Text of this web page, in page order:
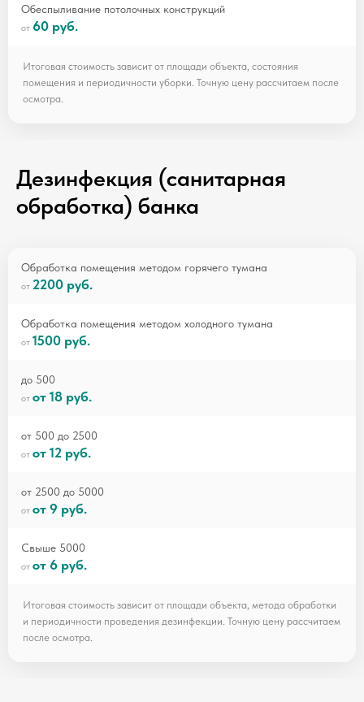
Обеспыливание потолочных конструкций
60 руб.
Итоговая стоимость зависит от площади объекта, состояния
помещения и периодичности уборки. Точную цену рассчитаем после
осмотра.
Дезинфекция (санитарная
обработка) банка
Обработка помещения методом горячего тумана
2200 руб.
Обработка помещения методом холодного тумана
1500 руб.
до 500
от 18 руб.
от 500 до 2500
от 12 руб.
от 2500 до 5000
от 9 руб.
Свыше 5000
от 6 руб.
Итоговая стоимость зависит от площади объекта, метода обработки
и периодичности проведения дезинфекции. Точную цену рассчитаем
после осмотра.